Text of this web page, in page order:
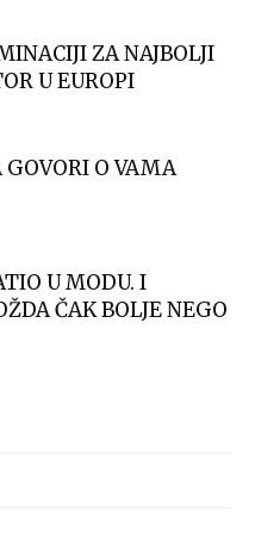
ZA NAJBOLJI
U EUROPI
GOVORI O VAMA
U MODU. I
ČAK BOLJE NEGO